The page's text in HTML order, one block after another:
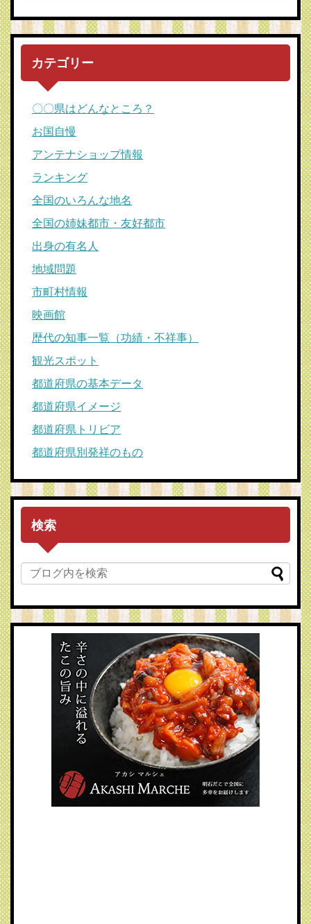
カテゴリー
〇〇県はどんなところ？
お国自慢
アンテナショップ情報
ランキング
全国のいろんな地名
全国の姉妹都市・友好都市
出身の有名人
地域問題
市町村情報
映画館
歴代の知事一覧（功績・不祥事）
観光スポット
都道府県の基本データ
都道府県イメージ
都道府県トリビア
都道府県別発祥のもの
検索